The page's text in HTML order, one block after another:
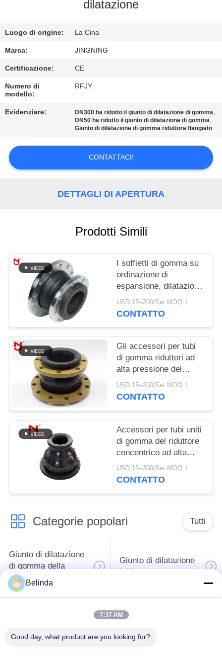
CONTROLLO
DI
QUALITÀ
CONTATTICI
NOTIZIE
DEL
SITO
POLITICA
SULLA
PRIVACY
dilatazione
Luogo di origine: La Cina
Marca: JINGNING
Certificazione: CE
Numero di
modello:
RFJY
Evidenziare: DN300 ha ridotto il giunto di dilatazione di gomma,
DN50 ha ridotto il giunto di dilatazione di gomma,
Giunto di dilatazione di gomma riduttore flangiato
CONTATTACI!
DETTAGLI DI APERTURA
Prodotti Simili
I soffietti di gomma su
ordinazione di
espansione, dilatazione
flessibile giunto il
singolo medium della
USD 15--200/Set MOQ:1
CONTATTO
Gli accessori per tubi
di gomma riduttori ad
alta pressione del
giunto di dilatazione
bordano Ring For
USD 15--200/Set MOQ:1
CONTATTO
Accessori per tubi uniti
di gomma del riduttore
concentrico ad alta
temperatura di
resistenza
USD 15--200/Set MOQ:1
CONTATTO
Categorie popolari Tutti
Giunto di dilatazione
di gomma della
singola sfera
Giunto di dilatazione
infilato
di gomma della
Belinda
7:37 AM
Good day, what product are you looking for?